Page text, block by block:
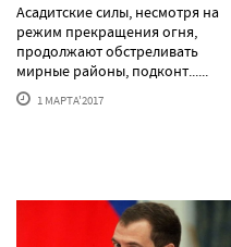
Асадитские силы, несмотря на
режим прекращения огня,
продолжают обстреливать
мирные районы, подконт......
1 МАРТА'2017